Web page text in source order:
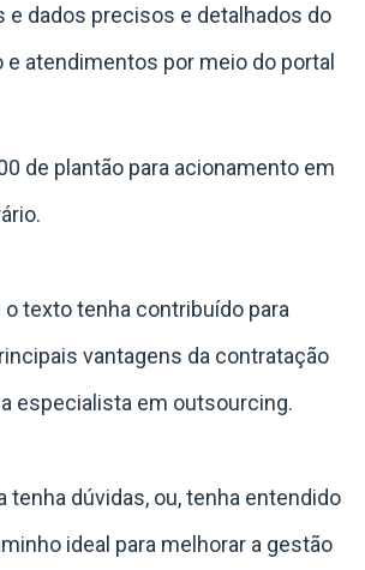
e dados precisos e detalhados do
atendimentos por meio do portal
de plantão para acionamento em
texto tenha contribuído para
vantagens da contratação
especialista em outsourcing.
tenha dúvidas, ou, tenha entendido
ideal para melhorar a gestão